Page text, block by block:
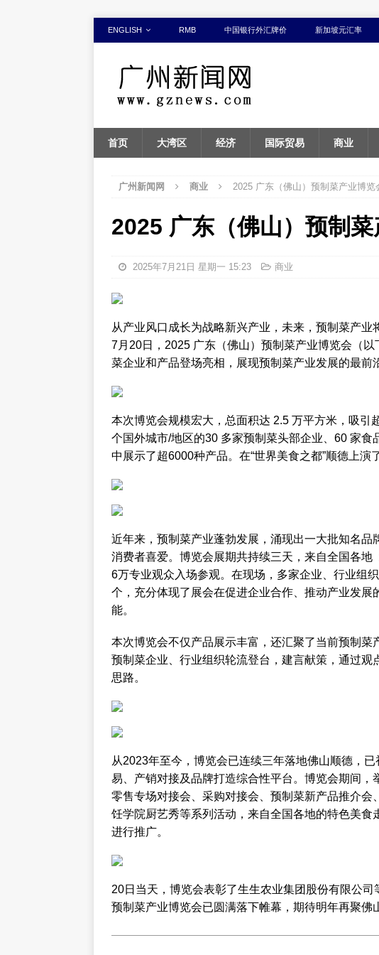
ENGLISH RMB 中国银行外汇牌价 新加坡元汇率
首页 大湾区 经济 国际贸易 商业
广州新闻网 商业 2025 广东（佛山）预制菜产业博览
2025 广东（佛山）预制
2025年7月21日 星期一 15:23 商业
从产业风口成长为战略新兴产业，未来，预制菜产业
7月20日，2025 广东（佛山）预制菜产业博览会（
菜企业和产品登场亮相，展现预制菜产业发展的最前
本次博览会规模宏大，总面积达 2.5 万平方米，吸引
个国外城市/地区的30 多家预制菜头部企业、60 家
中展示了超6000种产品。在“世界美食之都”顺德上演
近年来，预制菜产业蓬勃发展，涌现出一大批知名
消费者喜爱。博览会展期共持续三天，来自全国各地
6万专业观众入场参观。在现场，多家企业、行业组
个，充分体现了展会在促进企业合作、推动产业发
能。
本次博览会不仅产品展示丰富，还汇聚了当前预制
预制菜企业、行业组织轮流登台，建言献策，通过
思路。
从2023年至今，博览会已连续三年落地佛山顺德，
易、产销对接及品牌打造综合性平台。博览会期间，
零售专场对接会、采购对接会、预制菜新产品推介
饪学院厨艺秀等系列活动，来自全国各地的特色美
进行推广。
20日当天，博览会表彰了生生农业集团股份有限公司
预制菜产业博览会已圆满落下帷幕，期待明年再聚佛